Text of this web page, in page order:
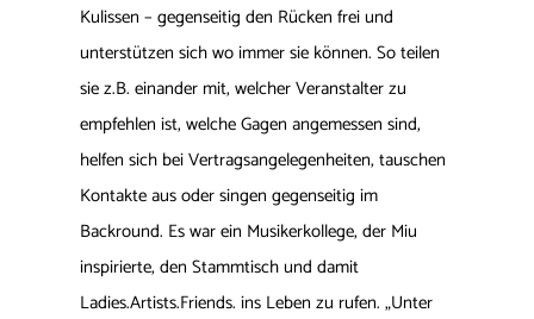
Kulissen – gegenseitig den Rücken frei und
unterstützen sich wo immer sie können. So teilen
sie z.B. einander mit, welcher Veranstalter zu
empfehlen ist, welche Gagen angemessen sind,
helfen sich bei Vertragsangelegenheiten, tauschen
Kontakte aus oder singen gegenseitig im
Backround. Es war ein Musikerkollege, der Miu
inspirierte, den Stammtisch und damit
Ladies.Artists.Friends. ins Leben zu rufen. „Unter